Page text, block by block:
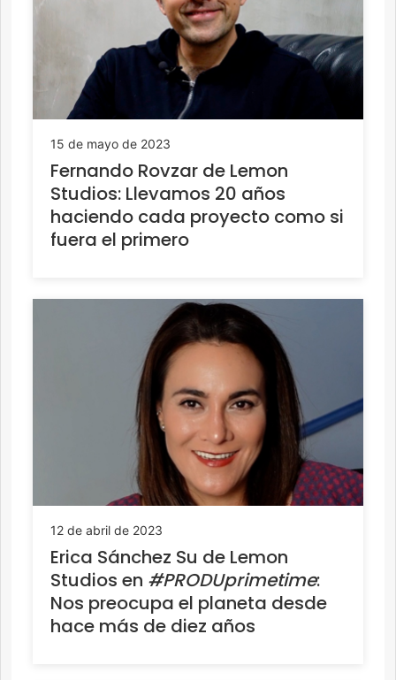
15 de mayo de 2023
Fernando Rovzar de Lemon
Studios: Llevamos 20 años
haciendo cada proyecto como si
fuera el primero
12 de abril de 2023
Erica Sánchez Su de Lemon
Studios en #PRODUprimetime:
Nos preocupa el planeta desde
hace más de diez años